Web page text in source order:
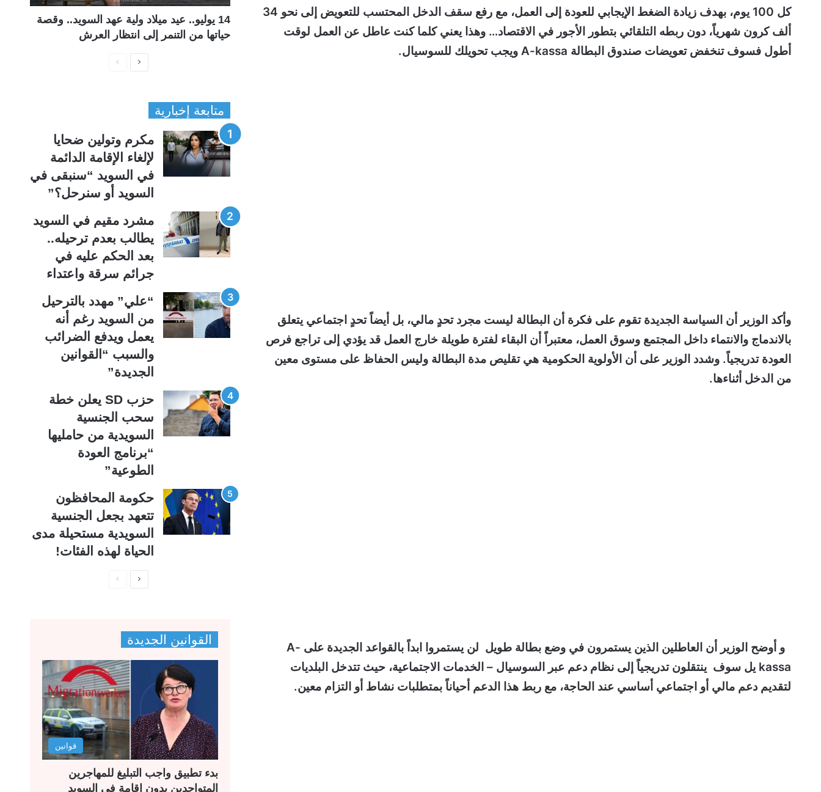
كل 100 يوم، بهدف زيادة الضغط الإيجابي للعودة إلى العمل، مع رفع سقف الدخل المحتسب للتعويض إلى نحو 34
ألف كرون شهرياً، دون ربطه التلقائي بتطور الأجور في الاقتصاد… وهذا يعني كلما كنت عاطل عن العمل لوقت
أطول فسوف تنخفض تعويضات صندوق البطالة A-kassa ويجب تحويلك للسوسيال.
وأكد الوزير أن السياسة الجديدة تقوم على فكرة أن البطالة ليست مجرد تحدٍ مالي، بل أيضاً تحدٍ اجتماعي يتعلق
بالاندماج والانتماء داخل المجتمع وسوق العمل، معتبراً أن البقاء لفترة طويلة خارج العمل قد يؤدي إلى تراجع فرص
العودة تدريجياً. وشدد الوزير على أن الأولوية الحكومية هي تقليص مدة البطالة وليس الحفاظ على مستوى معين
من الدخل أثناءها.
و أوضح الوزير أن العاطلين الذين يستمرون في وضع بطالة طويل لن يستمروا ابداً بالقواعد الجديدة على A-
kassa يل سوف ينتقلون تدريجياً إلى نظام دعم عبر السوسيال – الخدمات الاجتماعية، حيث تتدخل البلديات
لتقديم دعم مالي أو اجتماعي أساسي عند الحاجة، مع ربط هذا الدعم أحياناً بمتطلبات نشاط أو التزام معين.
14 يوليو.. عيد ميلاد ولية عهد السويد.. وقصة
حياتها من التنمر إلى انتظار العرش
ل
س
ق
ة
ل
ت
متابعة إخبارية
مكرم وتولين ضحايا
لإلغاء الإقامة الدائمة
في السويد “سنبقى في
السويد أو سنرحل؟”
مشرد مقيم في السويد
يطالب بعدم ترحيله..
بعد الحكم عليه في
جرائم سرقة واعتداء
“علي” مهدد بالترحيل
من السويد رغم أنه
يعمل ويدفع الضرائب
والسبب “القوانين
الجديدة”
حزب SD يعلن خطة
سحب الجنسية
السويدية من حامليها
“برنامج العودة
الطوعية”
حكومة المحافظون
تتعهد بجعل الجنسية
السويدية مستحيلة مدى
الحياة لهذه الفئات!
ف
ح
ة
ا
ل
س
ا
ب
ق
ة
ف
ح
ت
ا
ل
ة
القوانين الجديدة
قوانين
بدء تطبيق واجب التبليغ للمهاجرين
المتواجدين بدون إقامة في السويد